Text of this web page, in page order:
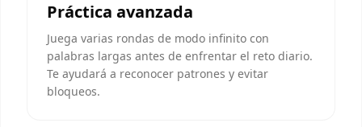
Práctica avanzada
Juega varias rondas de modo infinito con
palabras largas antes de enfrentar el reto diario.
Te ayudará a reconocer patrones y evitar
bloqueos.